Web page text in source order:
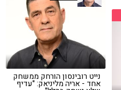
נייט רובינסון הורחק ממשחק
אחד - אריה מליניאק: "עדיף